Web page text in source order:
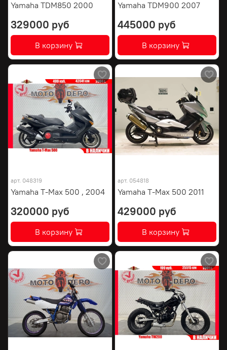
Yamaha TDM850 2000
329000 руб
В корзину
Yamaha TDM900 2007
445000 руб
В корзину
арт. 048319
Yamaha T-Max 500 , 2004
320000 руб
В корзину
арт. 054818
Yamaha T-Max 500 2011
429000 руб
В корзину